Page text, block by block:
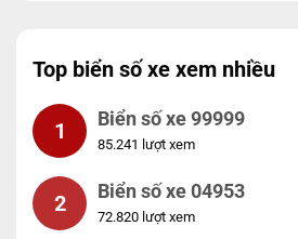
Top biển số xe xem nhiều
1 Biển số xe 99999
85.241 lượt xem
2 Biển số xe 04953
72.820 lượt xem